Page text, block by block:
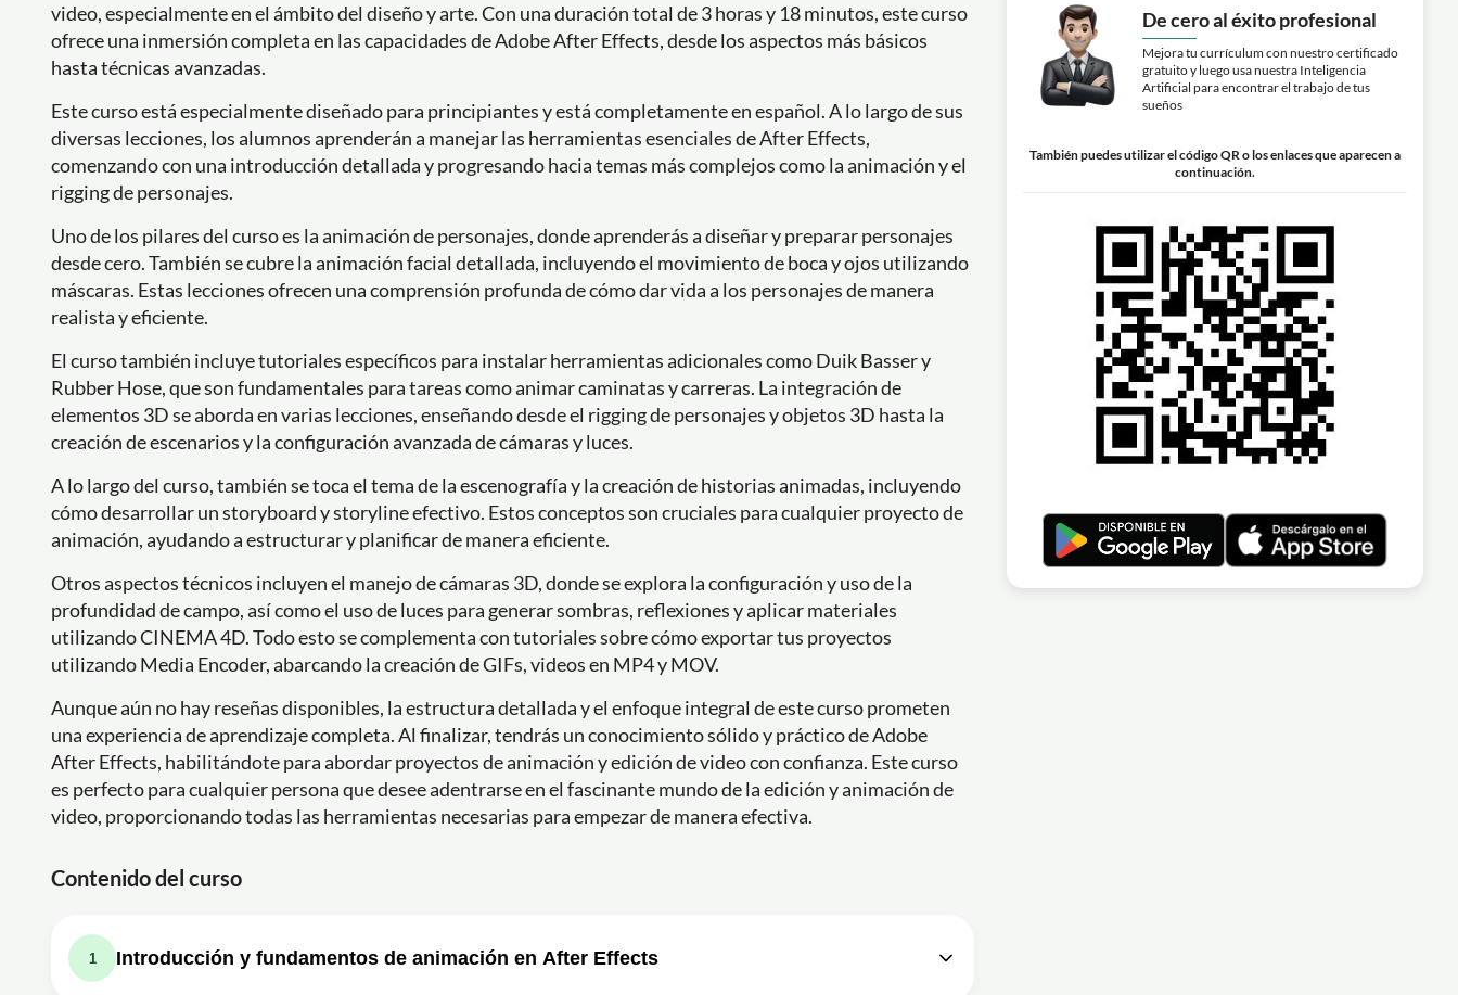
video, especialmente en el ámbito del diseño y arte. Con una duración total de 3 horas y 18 minutos, este curso
ofrece una inmersión completa en las capacidades de Adobe After Effects, desde los aspectos más básicos
hasta técnicas avanzadas.
Este curso está especialmente diseñado para principiantes y está completamente en español. A lo largo de sus
diversas lecciones, los alumnos aprenderán a manejar las herramientas esenciales de After Effects,
comenzando con una introducción detallada y progresando hacia temas más complejos como la animación y el
rigging de personajes.
Uno de los pilares del curso es la animación de personajes, donde aprenderás a diseñar y preparar personajes
desde cero. También se cubre la animación facial detallada, incluyendo el movimiento de boca y ojos utilizando
máscaras. Estas lecciones ofrecen una comprensión profunda de cómo dar vida a los personajes de manera
realista y eficiente.
El curso también incluye tutoriales específicos para instalar herramientas adicionales como Duik Basser y
Rubber Hose, que son fundamentales para tareas como animar caminatas y carreras. La integración de
elementos 3D se aborda en varias lecciones, enseñando desde el rigging de personajes y objetos 3D hasta la
creación de escenarios y la configuración avanzada de cámaras y luces.
A lo largo del curso, también se toca el tema de la escenografía y la creación de historias animadas, incluyendo
cómo desarrollar un storyboard y storyline efectivo. Estos conceptos son cruciales para cualquier proyecto de
animación, ayudando a estructurar y planificar de manera eficiente.
Otros aspectos técnicos incluyen el manejo de cámaras 3D, donde se explora la configuración y uso de la
profundidad de campo, así como el uso de luces para generar sombras, reflexiones y aplicar materiales
utilizando CINEMA 4D. Todo esto se complementa con tutoriales sobre cómo exportar tus proyectos
utilizando Media Encoder, abarcando la creación de GIFs, videos en MP4 y MOV.
Aunque aún no hay reseñas disponibles, la estructura detallada y el enfoque integral de este curso prometen
una experiencia de aprendizaje completa. Al finalizar, tendrás un conocimiento sólido y práctico de Adobe
After Effects, habilitándote para abordar proyectos de animación y edición de video con confianza. Este curso
es perfecto para cualquier persona que desee adentrarse en el fascinante mundo de la edición y animación de
video, proporcionando todas las herramientas necesarias para empezar de manera efectiva.
Contenido del curso
1 Introducción y fundamentos de animación en After Effects
De cero al éxito profesional
Mejora tu currículum con nuestro certificado
gratuito y luego usa nuestra Inteligencia
Artificial para encontrar el trabajo de tus
sueños
También puedes utilizar el código QR o los enlaces que aparecen a
continuación.